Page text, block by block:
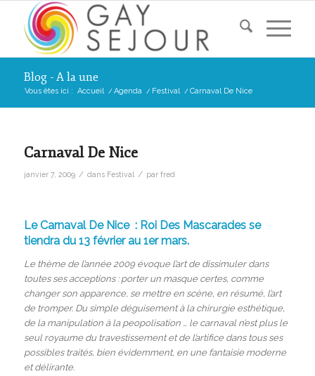
Blog - A la une
Vous êtes ici : Accueil / Agenda / Festival / Carnaval De Nice
Carnaval De Nice
janvier 7, 2009 / dans Festival / par fred
Le Carnaval De Nice : Roi Des Mascarades se
tiendra du 13 février au 1er mars.
Le thème de l’année 2009 évoque l’art de dissimuler dans
toutes ses acceptions : porter un masque certes, comme
changer son apparence, se mettre en scène, en résumé, l’art
de tromper. Du simple déguisement à la chirurgie esthétique,
de la manipulation à la peopolisation … le carnaval n’est plus le
seul royaume du travestissement et de l’artifice dans tous ses
possibles traités, bien évidemment, en une fantaisie moderne
et délirante.